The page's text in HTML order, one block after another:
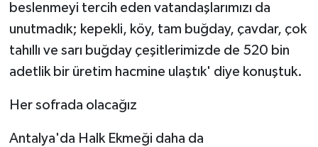
beslenmeyi tercih eden vatandaşlarımızı da
unutmadık; kepekli, köy, tam buğday, çavdar, çok
tahıllı ve sarı buğday çeşitlerimizde de 520 bin
adetlik bir üretim hacmine ulaştık' diye konuştuk.
Her sofrada olacağız
Antalya'da Halk Ekmeği daha da